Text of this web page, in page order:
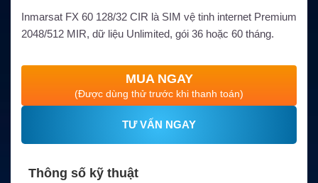
Inmarsat FX 60 128/32 CIR là SIM vệ tinh internet Premium
2048/512 MIR, dữ liệu Unlimited, gói 36 hoặc 60 tháng.
MUA NGAY
(Được dùng thử trước khi thanh toán)
TƯ VẤN NGAY
Thông số kỹ thuật